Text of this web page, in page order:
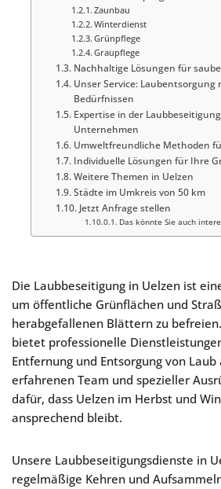
Zaunbau
Winterdienst
Grünpflege
Graupflege
Nachhaltige Lösungen für
Unser Service: Laubentsorgung
Bedürfnissen
Expertise in der
Unternehmen
Umweltfreundliche Methoden
Individuelle Lösungen für Ihre
Weitere Themen in Uelzen
Städte im Umkreis von 50 km
Jetzt Anfrage stellen
Das könnte Sie auch
Die Laubbeseitigung in Uelzen ist
um öffentliche Grünflächen und
herabgefallenen Blättern zu
bietet professionelle
Entfernung und Entsorgung von
erfahrenen Team und spezieller
dafür, dass Uelzen im Herbst und
ansprechend bleibt.
Unsere Laubbeseitigungsdienste in
regelmäßige Kehren und